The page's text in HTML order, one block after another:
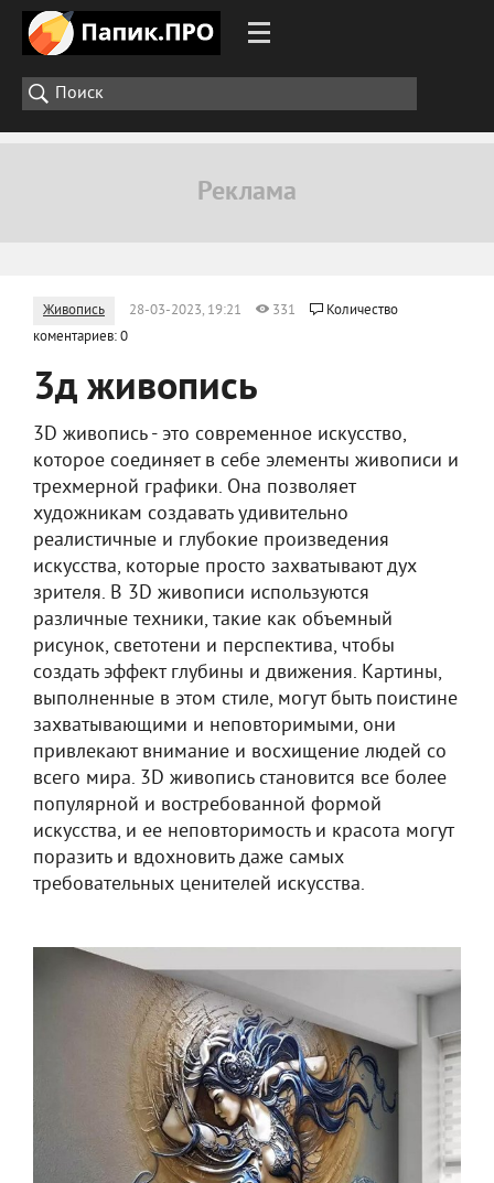
Живопись 28-03-2023, 19:21 331
Количество
коментариев: 0
3д живопись
3D живопись - это современное искусство,
которое соединяет в себе элементы живописи и
трехмерной графики. Она позволяет
художникам создавать удивительно
реалистичные и глубокие произведения
искусства, которые просто захватывают дух
зрителя. В 3D живописи используются
различные техники, такие как объемный
рисунок, светотени и перспектива, чтобы
создать эффект глубины и движения. Картины,
выполненные в этом стиле, могут быть поистине
захватывающими и неповторимыми, они
привлекают внимание и восхищение людей со
всего мира. 3D живопись становится все более
популярной и востребованной формой
искусства, и ее неповторимость и красота могут
поразить и вдохновить даже самых
требовательных ценителей искусства.